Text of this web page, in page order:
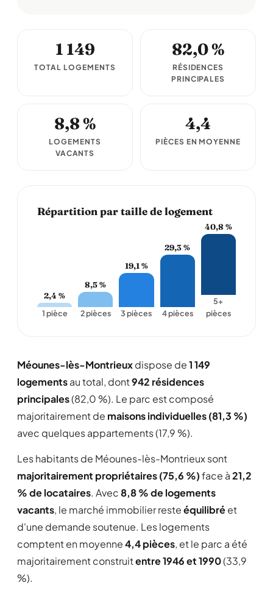
1 149
TOTAL LOGEMENTS
82,0 %
RÉSIDENCES
PRINCIPALES
8,8 %
LOGEMENTS
VACANTS
4,4
PIÈCES EN MOYENNE
Répartition par taille de logement
2,4 %
1 pièce
8,5 %
2 pièces
19,1 %
3 pièces
29,3 %
4 pièces
40,8 %
5+
pièces
Méounes-lès-Montrieuxdispose de1 149
logementsau total, dont942 résidences
principales(82,0 %). Le parc est composé
majoritairement de maisons individuelles (81,3 %)
avec quelques appartements (17,9 %).
Les habitants de Méounes-lès-Montrieux sont
majoritairement propriétaires (75,6 %)face à21,2
% de locataires. Avec8,8 % de logements
vacants, le marché immobilier resteéquilibréet
d'une demande soutenue. Les logements
comptent en moyenne4,4 pièces, et le parc a été
majoritairement construitentre 1946 et 1990(33,9
%).